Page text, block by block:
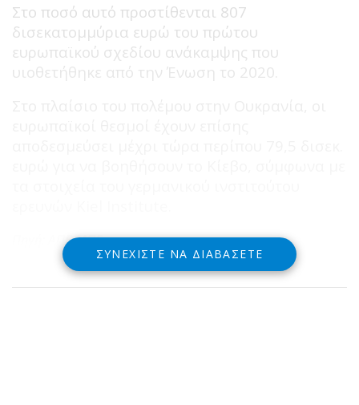
Στο ποσό αυτό προστίθενται 807
δισεκατομμύρια ευρώ του πρώτου
ευρωπαϊκού σχεδίου ανάκαμψης που
υιοθετήθηκε από την Ένωση το 2020.
Πηγή: ΑΠΕ-ΜΠΕ
ΣΥΝΕΧΊΣΤΕ ΝΑ ΔΙΑΒΆΣΕΤΕ